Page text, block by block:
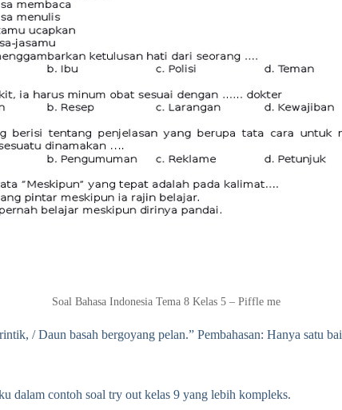
Soal Bahasa Indonesia Tema 8 Kelas 5 – Piffle me
/ Daun basah bergoyang pelan.” Pembahasan: Hanya satu
dalam contoh soal try out kelas 9 yang lebih kompleks.